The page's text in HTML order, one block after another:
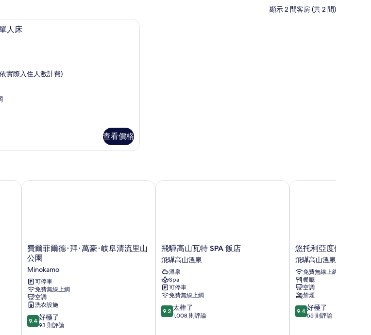
顯示 2 間客房 (共 2 間)
、遮光布/窗簾 標準客房, 2 張單人床 | 羽絨被、客房內保險箱、書桌、遮光布/窗簾
人床
實際入住人數計費)
查看價格
費
爾
菲
爾
德･
拜･
萬
豪･
岐
阜
費爾菲爾德･拜･萬豪･岐阜清流里山
公園
Minokamo
可停車
免費無線上網
空調
洗衣設施
9.4
分，
9.4 好極了
93 則評論
費爾菲爾德･拜･萬豪･岐阜清流里山公園
飛
驒
高
山
瓦
特
SPA
飯
店
飛驒高山瓦特 SPA 飯店
飛驒高山溫泉
溫泉
Spa
可停車
免費無線上網
9.2
分，
9.2 太棒了
1,008 則評論
飛驒高山瓦特 SPA 飯店
悠
托
利
亞
度
假
村
飛
驒
悠托利亞度假村飛驒
飛驒高山溫泉
免費無線上網
餐廳
空調
禁煙
9.4
分，
9.4 好極了
55 則評論
悠托利亞度假村飛驒高